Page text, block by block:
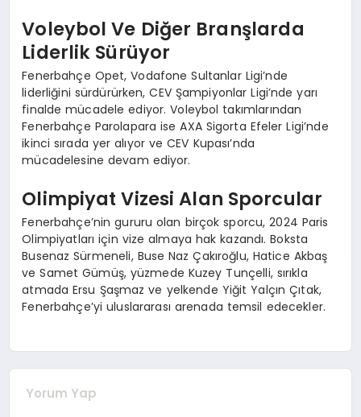
Voleybol Ve Diğer Branşlarda
Liderlik Sürüyor
Fenerbahçe Opet, Vodafone Sultanlar Ligi’nde
liderliğini sürdürürken, CEV Şampiyonlar Ligi’nde yarı
finalde mücadele ediyor. Voleybol takımlarından
Fenerbahçe Parolapara ise AXA Sigorta Efeler Ligi’nde
ikinci sırada yer alıyor ve CEV Kupası’nda
mücadelesine devam ediyor.
Olimpiyat Vizesi Alan Sporcular
Fenerbahçe’nin gururu olan birçok sporcu, 2024 Paris
Olimpiyatları için vize almaya hak kazandı. Boksta
Busenaz Sürmeneli, Buse Naz Çakıroğlu, Hatice Akbaş
ve Samet Gümüş, yüzmede Kuzey Tunçelli, sırıkla
atmada Ersu Şaşmaz ve yelkende Yiğit Yalçın Çıtak,
Fenerbahçe’yi uluslararası arenada temsil edecekler.
Yorum Yap